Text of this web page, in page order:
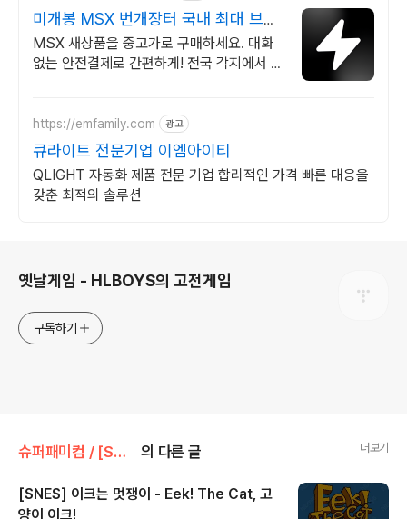
미개봉 MSX 번개장터 국내 최대 브랜
드 중고거래
MSX 새상품을 중고가로 구매하세요. 대화
없는 안전결제로 간편하게! 전국 각지에서 올
https://emfamily.com 광고
큐라이트 전문기업 이엠아이티
QLIGHT 자동화 제품 전문 기업 합리적인 가격 빠른 대응을
갖춘 최적의 솔루션
옛날게임 - HLBOYS의 고전게임
구독하기
슈퍼패미컴 / [SNES] [SFC]/액션/아케이드 의 다른 글 더보기
[SNES] 이크는 멋쟁이 - Eek! The Cat, 고
양이 이크!